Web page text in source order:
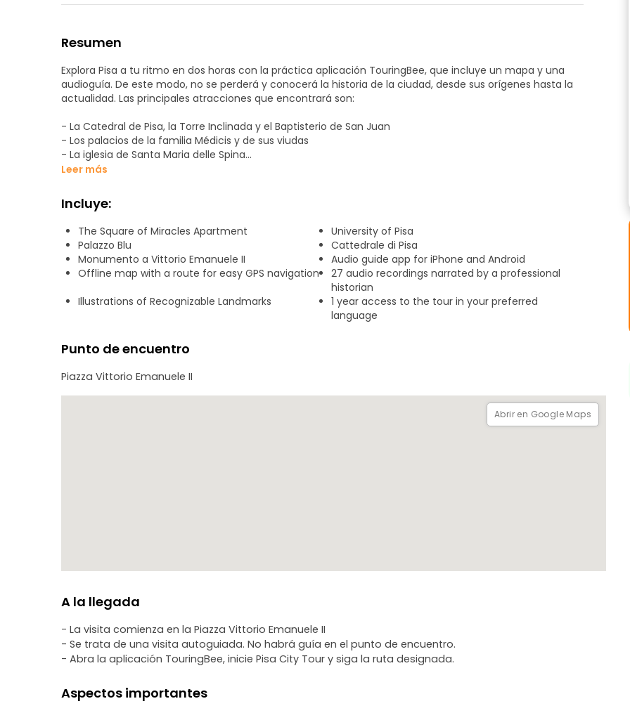
Resumen
Explora Pisa a tu ritmo en dos horas con la práctica aplicación TouringBee, que incluye un mapa y una
audioguía. De este modo, no se perderá y conocerá la historia de la ciudad, desde sus orígenes hasta la
actualidad. Las principales atracciones que encontrará son:
- La Catedral de Pisa, la Torre Inclinada y el Baptisterio de San Juan
- Los palacios de la familia Médicis y de sus viudas
- La iglesia de Santa Maria delle Spina
- Terraplén del Arno
- Plaza de los Caballeros de San Esteban
Con la audioguía, podrá explorar tranquilamente sin la presión de seguir el ritmo de un grupo de turistas. No
dude en hacer una pausa en un café cuando lo desee. También puede aventurarse por callejuelas
pintorescas y volver fácilmente a su ruta. A lo largo de la ruta, recibirá consejos para una experiencia turística
más enriquecedora. La elección de visitar todas las atracciones depende exclusivamente de usted.
Leer más
Incluye:
The Square of Miracles Apartment
University of Pisa
Palazzo Blu
Cattedrale di Pisa
Monumento a Vittorio Emanuele II
Audio guide app for iPhone and Android
Offline map with a route for easy GPS navigation
27 audio recordings narrated by a professional
historian
Illustrations of Recognizable Landmarks
1 year access to the tour in your preferred
language
Punto de encuentro
Piazza Vittorio Emanuele II
Abrir en Google Maps
A la llegada
- La visita comienza en la Piazza Vittorio Emanuele II
- Se trata de una visita autoguiada. No habrá guía en el punto de encuentro.
- Abra la aplicación TouringBee, inicie Pisa City Tour y siga la ruta designada.
Aspectos importantes